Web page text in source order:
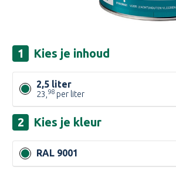
Kies je inhoud
2,5 liter
23, 98per liter
Kies je kleur
RAL 9001